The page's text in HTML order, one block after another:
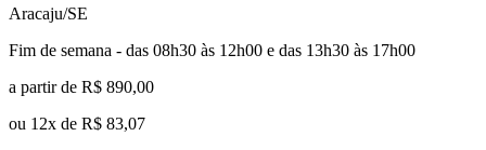
Aracaju/SE
Fim de semana - das 08h30 às 12h00 e das 13h30 às 17h00
a partir de R$ 890,00
ou 12x de R$ 83,07